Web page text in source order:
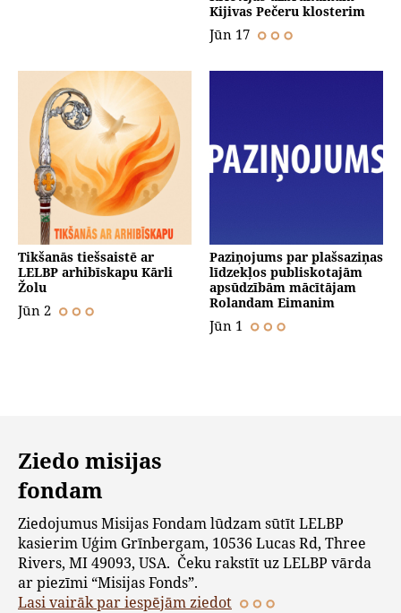
Kijivas Pečeru klosterim
Jūn 17
Tikšanās tiešsaistē ar
LELBP arhibīskapu Kārli
Žolu
Jūn 2
Paziņojums par plašsaziņas
līdzekļos publiskotajām
apsūdzībām mācītājam
Rolandam Eimanim
Jūn 1
Ziedo misijas
fondam
Ziedojumus Misijas Fondam lūdzam sūtīt LELBP
kasierim Uģim Grīnbergam, 10536 Lucas Rd, Three
Rivers, MI 49093, USA. Čeku rakstīt uz LELBP vārda
ar piezīmi “Misijas Fonds”.
Lasi vairāk par iespējām ziedot